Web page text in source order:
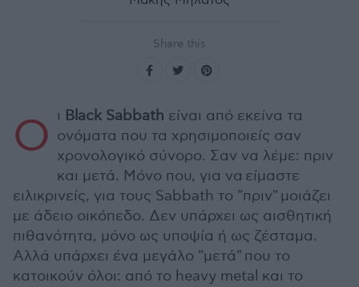
Share this
Ο ι Black Sabbath είναι από εκείνα τα
ονόματα που τα χρησιμοποιείς σαν
χρονολογικό σύνορο. Σαν να λέμε: πριν
και μετά. Μόνο που, για να είμαστε
ειλικρινείς, για τους Sabbath το "πριν" μοιάζει
με άδειο οικόπεδο. Δεν υπάρχει ως αισθητική
πιθανότητα, μόνο ως υποψία ή ως ζέσταμα.
Αλλά υπάρχει ένα μεγάλο "μετά" που το
κατοικούν όλοι: από το heavy metal και το